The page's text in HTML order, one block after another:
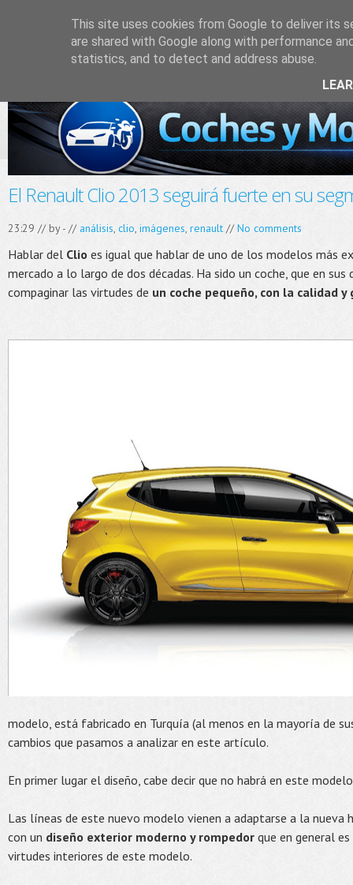
El Renault Clio 2013 seguirá fuerte en su
23:29 // by- // análisis, clio, imágenes, renault//No comments
Hablar del Clio es igual que hablar de uno de los modelos más
mercado a lo largo de dos décadas. Ha sido un coche, que en
compaginar las virtudes de un coche pequeño, con la calidad
modelo, está fabricado en Turquía (al menos en la mayoría de
cambios que pasamos a analizar en este artículo.
En primer lugar el diseño, cabe decir que no habrá en este
Las líneas de este nuevo modelo vienen a adaptarse a la nueva
con un diseño exterior moderno y rompedor que en general
virtudes interiores de este modelo.
This site uses cookies from Google to deliver its
are shared with Google along with performance
statistics, and to detect and address abuse.